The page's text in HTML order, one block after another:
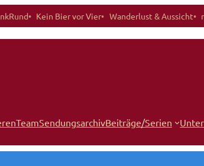
Kein Bier vor Vier Wanderlust & Aussicht
TeamSendungsarchivBeiträge/Serien